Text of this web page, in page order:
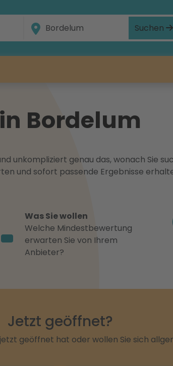
Suchen
Bordelum
unkompliziert genau das, wonach Sie
und sofort passende Ergebnisse
Was Sie wollen
Welche Mindestbewertung
erwarten Sie von Ihrem
Anbieter?
Jetzt geöffnet?
geöffnet hat oder wollen Sie sich